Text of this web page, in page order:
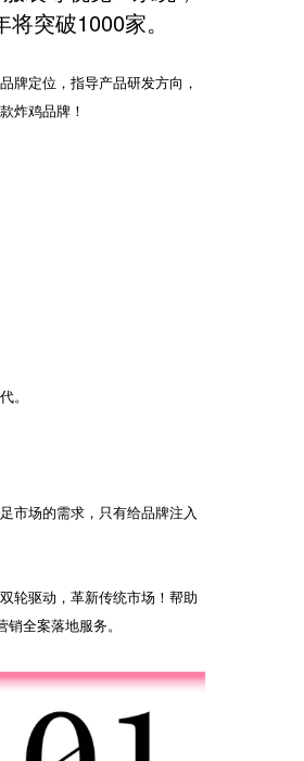
突破1000家。
牌定位，指导产品研发方向，
炸鸡品牌！
。
市场的需求，只有给品牌注入
轮驱动，革新传统市场！帮助
全案落地服务。